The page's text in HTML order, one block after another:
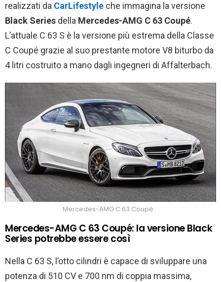
realizzati da CarLifestyle che immagina la versione
Black Series della Mercedes-AMG C 63 Coupé.
L’attuale C 63 S è la versione più estrema della Classe
C Coupé grazie al suo prestante motore V8 biturbo da
4 litri costruito a mano dagli ingegneri di Affalterbach.
Mercedes-AMG C 63 Coupé
Mercedes-AMG C 63 Coupé: la versione Black
Series potrebbe essere così
Nella C 63 S, l’otto cilindri è capace di sviluppare una
potenza di 510 CV e 700 nm di coppia massima,